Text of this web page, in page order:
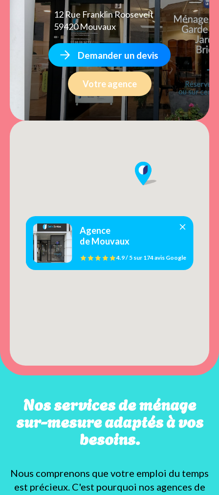
12 Rue Franklin Roosevelt
59420 Mouvaux
Demander un devis
Votre agence
Agence
de Mouvaux
4.9 / 5sur 174 avis Google
Nos services de ménage
sur-mesure adaptés à vos
besoins.
Nous comprenons que votre emploi du temps
est précieux. C'est pourquoi nos agences de